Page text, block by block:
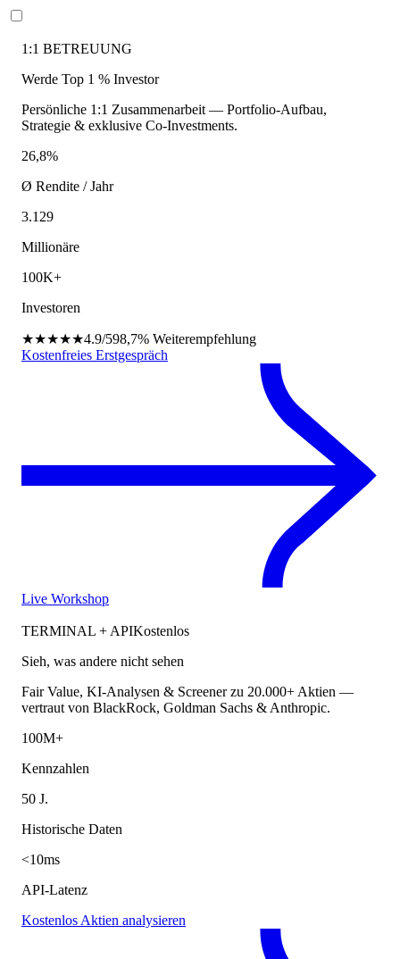
1:1 BETREUUNG
Werde Top 1 % Investor
Persönliche 1:1 Zusammenarbeit — Portfolio-Aufbau,
Strategie & exklusive Co-Investments.
26,8%
Ø Rendite / Jahr
3.129
Millionäre
100K+
Investoren
★★★★★4.9/598,7% Weiterempfehlung
Kostenfreies Erstgespräch
Live Workshop
TERMINAL + APIKostenlos
Sieh, was andere nicht sehen
Fair Value, KI-Analysen & Screener zu 20.000+ Aktien —
vertraut von BlackRock, Goldman Sachs & Anthropic.
100M+
Kennzahlen
50 J.
Historische Daten
<10ms
API-Latenz
Kostenlos Aktien analysieren